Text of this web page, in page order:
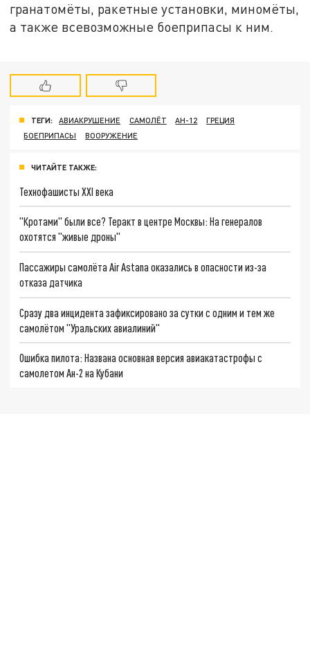
гранатомёты, ракетные установки, миномёты,
а также всевозможные боеприпасы к ним.
ТЕГИ: АВИАКРУШЕНИЕ САМОЛЁТ АН-12
ГРЕЦИЯ
БОЕПРИПАСЫ
ВООРУЖЕНИЕ
ЧИТАЙТЕ ТАКЖЕ:
Технофашисты XXI века
"Кротами" были все? Теракт в центре Москвы: На генералов
охотятся "живые дроны"
Пассажиры самолёта Air Astana оказались в опасности из-за
отказа датчика
Сразу два инцидента зафиксировано за сутки с одним и тем же
самолётом "Уральских авиалиний"
Ошибка пилота: Названа основная версия авиакатастрофы с
самолетом Ан-2 на Кубани